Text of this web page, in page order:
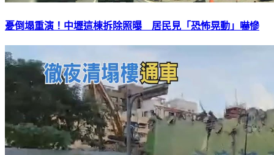
憂倒塌重演！中壢這棟拆除照曝 居民見「恐怖晃動」嚇慘